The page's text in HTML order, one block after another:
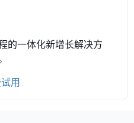
的一体化新增长解决方
用